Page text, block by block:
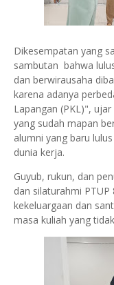
Dikesempatan yang
sambutan bahwa
dan berwirausaha
karena adanya
Lapangan (PKL)",
yang sudah mapan
alumni yang baru
dunia kerja.
Guyub, rukun, dan
dan silaturahmi
kekeluargaan dan
masa kuliah yang